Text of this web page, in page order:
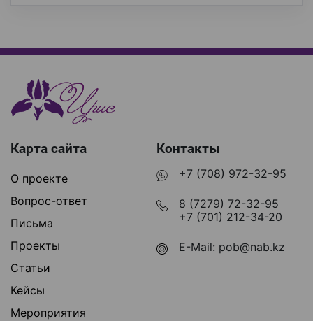
Карта сайта
О проекте
Вопрос-ответ
Письма
Проекты
Статьи
Кейсы
Мероприятия
Контакты
+7 (708) 972-32-95
8 (7279) 72-32-95
+7 (701) 212-34-20
E-Mail: pob@nab.kz